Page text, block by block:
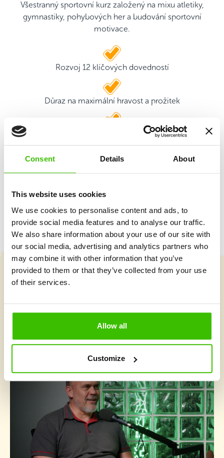
Consent Details About
This website uses cookies
We use cookies to personalise content and ads, to
provide social media features and to analyse our traffic.
We also share information about your use of our site with
our social media, advertising and analytics partners who
may combine it with other information that you’ve
provided to them or that they’ve collected from your use
of their services.
Allow all
Customize
Všestranný sportovní kurz založený na mixu atletiky,
gymnastiky, pohybových her a budování sportovní
motivace.
Rozvoj 12 klíčových dovedností
Důraz na maximální hravost a prožitek
2 kvalifikovaní trenéři
Co je v Gymnathlonu nového